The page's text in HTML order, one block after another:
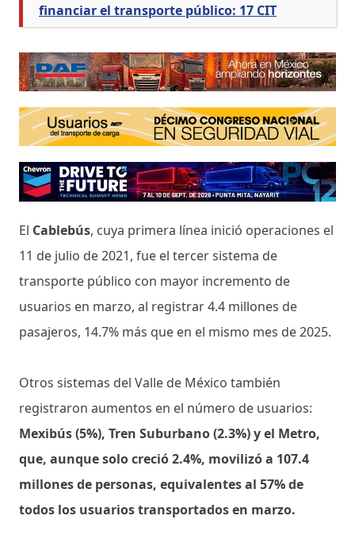
financiar el transporte público: 17 CIT
El Cablebús, cuya primera línea inició operaciones el
11 de julio de 2021, fue el tercer sistema de
transporte público con mayor incremento de
usuarios en marzo, al registrar 4.4 millones de
pasajeros, 14.7% más que en el mismo mes de 2025.
Otros sistemas del Valle de México también
registraron aumentos en el número de usuarios:
Mexibús (5%), Tren Suburbano (2.3%) y el Metro,
que, aunque solo creció 2.4%, movilizó a 107.4
millones de personas, equivalentes al 57% de
todos los usuarios transportados en marzo.